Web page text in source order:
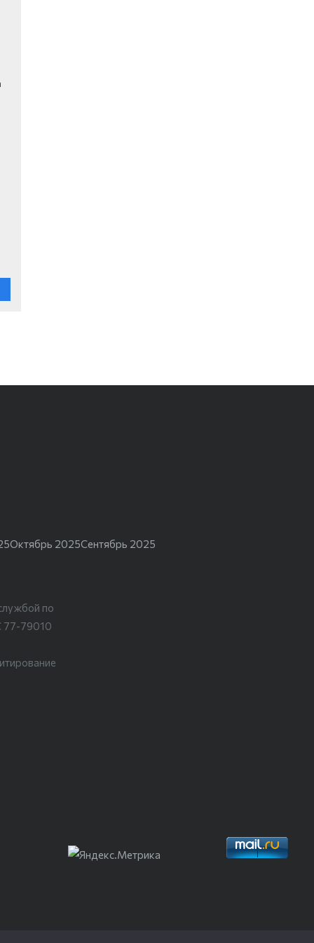
Октябрь 2025Сентябрь 2025
по
77-79010